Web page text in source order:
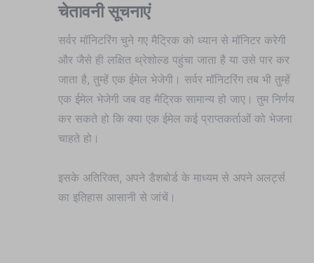
चेतावनी सूचनाएं
सर्वर मॉनिटरिंग चुने गए मैट्रिक को ध्यान से मॉनिटर करेगी
और जैसे ही लक्षित थ्रेशोल्ड पहुंचा जाता है या उसे पार कर
जाता है, तुम्हें एक ईमेल भेजेगी। सर्वर मॉनिटरिंग तब भी तुम्हें
एक ईमेल भेजेगी जब वह मैट्रिक सामान्य हो जाए। तुम निर्णय
कर सकते हो कि क्या एक ईमेल कई प्राप्तकर्ताओं को भेजना
चाहते हो।
इसके अतिरिक्त, अपने डैशबोर्ड के माध्यम से अपने अलर्ट्स
का इतिहास आसानी से जांचें।